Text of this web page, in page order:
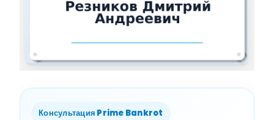
Консультация Prime Bankrot